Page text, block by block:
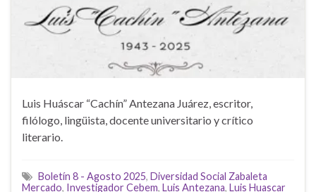
Luis Huáscar “Cachín” Antezana Juárez, escritor,
filólogo, lingüista, docente universitario y crítico
literario.
Boletín 8 - Agosto 2025, Diversidad Social Zabaleta
Mercado, Investigador Cebem, Luis Antezana, Luis Huascar